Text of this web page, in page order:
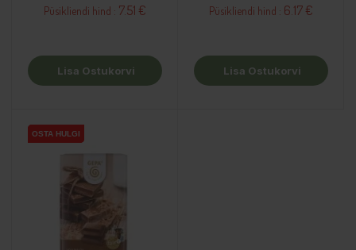
Püsikliendi hind : 7.51 €
Lisa Ostukorvi
Püsikliendi hind : 6.17 €
Lisa Ostukorvi
OSTA HULGI
OSTA HULGI
OSTA HULGI